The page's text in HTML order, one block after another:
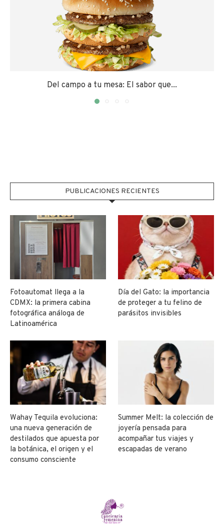
Del campo a tu mesa: El sabor que...
PUBLICACIONES RECIENTES
Fotoautomat llega a la
CDMX: la primera cabina
fotográfica análoga de
Latinoamérica
Día del Gato: la importancia
de proteger a tu felino de
parásitos invisibles
Wahay Tequila evoluciona:
una nueva generación de
destilados que apuesta por
la botánica, el origen y el
consumo consciente
Summer Melt: la colección de
joyería pensada para
acompañar tus viajes y
escapadas de verano